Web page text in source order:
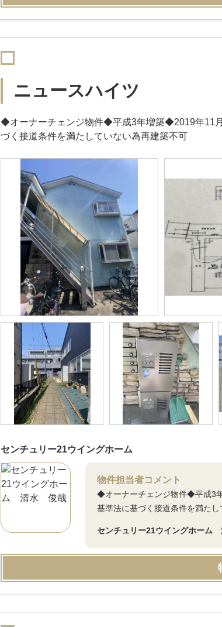
ニュースハイツ
◆オーナーチェンジ物件◆平成3年増築◆2019年11
づく接道条件を満たしていない為再建築不可
センチュリー21ウイングホーム
物件担当者コメント
◆オーナーチェンジ物件◆平成3
基準法に基づく接道条件を満た
センチュリー21ウイングホー